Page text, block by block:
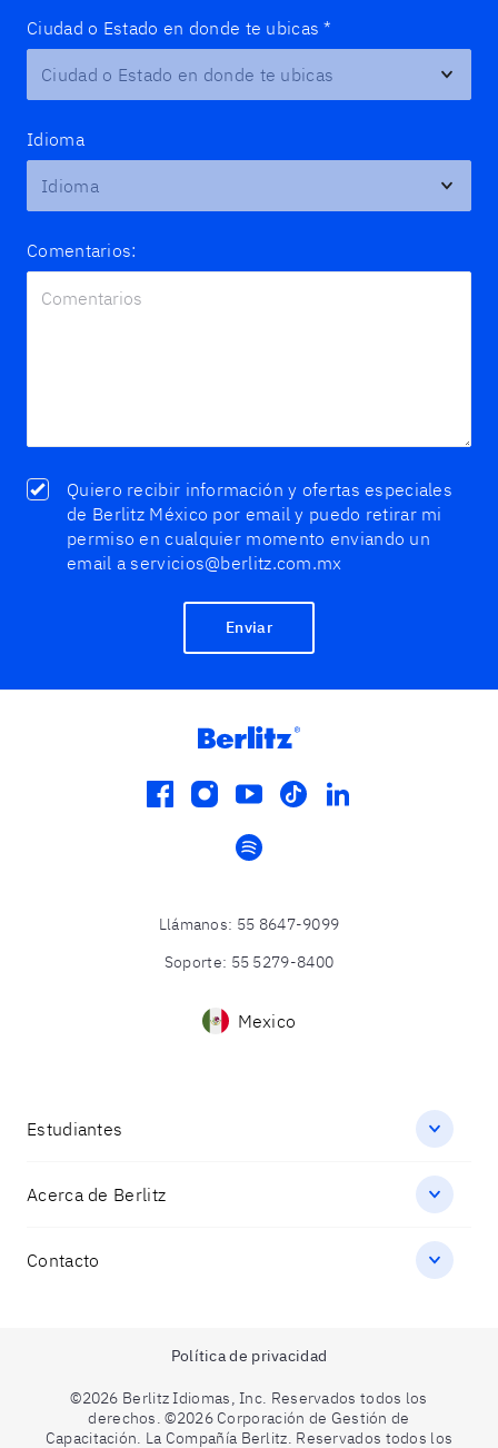
Ciudad o Estado en donde te ubicas *
Idioma
Comentarios:
Quiero recibir información y ofertas especiales
de Berlitz México por email y puedo retirar mi
permiso en cualquier momento enviando un
email a servicios@berlitz.com.mx
Enviar
facebook
instagram
youtube
tiktoklinkedin
spotify
Llámanos: 55 8647-9099
Soporte: 55 5279-8400
Mexico
Estudiantes
Acerca de Berlitz
Contacto
©2026 Berlitz Idiomas, Inc. Reservados todos los
derechos. ©2026 Corporación de Gestión de
Capacitación. La Compañía Berlitz. Reservados todos los
Política de privacidad